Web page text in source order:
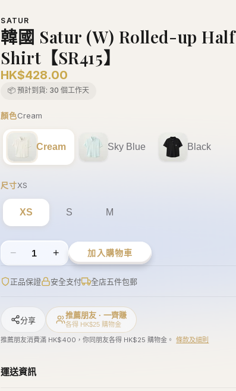
SATUR
韓國 Satur (W) Rolled-up Half
Shirt【SR415】
HK$428.00
📦 預計到貨: 30 個工作天
顏色Cream
Cream Sky Blue Black
尺寸XS
XS S M
− 1 + 加入購物車
正品保證 安全支付 全店五件包郵
分享
推薦朋友 · 一齊賺
各得 HK$25 購物金
推薦朋友消費滿 HK$400，你同朋友各得 HK$25 購物金。 條款及細則
運送資訊